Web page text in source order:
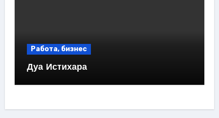
Работа, бизнес
Дуа Истихара